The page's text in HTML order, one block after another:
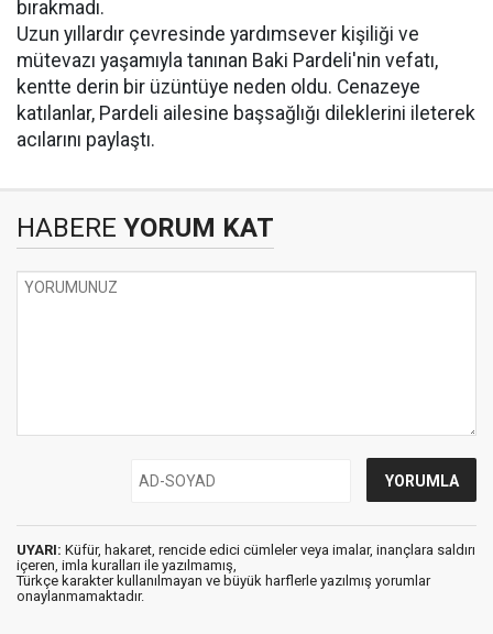
bırakmadı.
Uzun yıllardır çevresinde yardımsever kişiliği ve
mütevazı yaşamıyla tanınan Baki Pardeli'nin vefatı,
kentte derin bir üzüntüye neden oldu. Cenazeye
katılanlar, Pardeli ailesine başsağlığı dileklerini ileterek
acılarını paylaştı.
HABERE YORUM KAT
UYARI: Küfür, hakaret, rencide edici cümleler veya imalar, inançlara saldırı
içeren, imla kuralları ile yazılmamış,
Türkçe karakter kullanılmayan ve büyük harflerle yazılmış yorumlar
onaylanmamaktadır.